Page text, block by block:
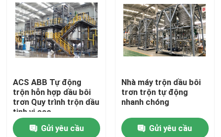
Các sản phẩm
Video
Tham quan nhà máy
Kiểm soát chất lượng
ACS ABB Tự động
trộn hỗn hợp dầu bôi
trơn Quy trình trộn dầu
tinh vi cao
Gửi yêu cầu
Nhà máy trộn dầu bôi
trơn trộn tự động
nhanh chóng
Gửi yêu cầu